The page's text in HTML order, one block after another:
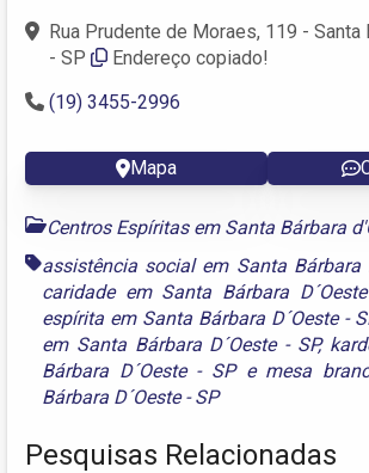
Rua Prudente de Moraes, 119 - Santa
- SP
Endereço copiado!
(19) 3455-2996
Mapa
Centros Espíritas em Santa Bárbara
assistência social em Santa Bárbara
caridade em Santa Bárbara
espírita em Santa Bárbara D´Oeste -
em Santa Bárbara D´Oeste - SP,
Bárbara D´Oeste - SPe mesa
Bárbara D´Oeste - SP
Pesquisas Relacionadas